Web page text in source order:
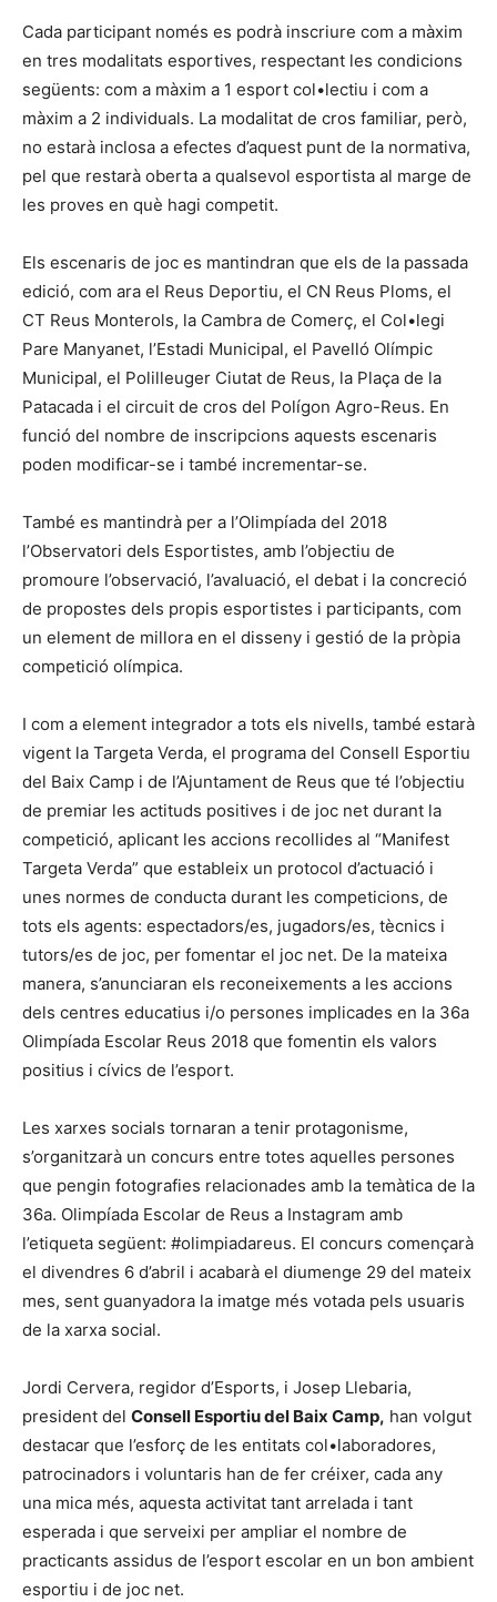
Cada participant només es podrà inscriure com a màxim
en tres modalitats esportives, respectant les condicions
següents: com a màxim a 1 esport col•lectiu i com a
màxim a 2 individuals. La modalitat de cros familiar, però,
no estarà inclosa a efectes d’aquest punt de la normativa,
pel que restarà oberta a qualsevol esportista al marge de
les proves en què hagi competit.
Els escenaris de joc es mantindran que els de la passada
edició, com ara el Reus Deportiu, el CN Reus Ploms, el
CT Reus Monterols, la Cambra de Comerç, el Col•legi
Pare Manyanet, l’Estadi Municipal, el Pavelló Olímpic
Municipal, el Polilleuger Ciutat de Reus, la Plaça de la
Patacada i el circuit de cros del Polígon Agro-Reus. En
funció del nombre de inscripcions aquests escenaris
poden modificar-se i també incrementar-se.
També es mantindrà per a l’Olimpíada del 2018
l’Observatori dels Esportistes, amb l’objectiu de
promoure l’observació, l’avaluació, el debat i la concreció
de propostes dels propis esportistes i participants, com
un element de millora en el disseny i gestió de la pròpia
competició olímpica.
I com a element integrador a tots els nivells, també estarà
vigent la Targeta Verda, el programa del Consell Esportiu
del Baix Camp i de l’Ajuntament de Reus que té l’objectiu
de premiar les actituds positives i de joc net durant la
competició, aplicant les accions recollides al “Manifest
Targeta Verda” que estableix un protocol d’actuació i
unes normes de conducta durant les competicions, de
tots els agents: espectadors/es, jugadors/es, tècnics i
tutors/es de joc, per fomentar el joc net. De la mateixa
manera, s’anunciaran els reconeixements a les accions
dels centres educatius i/o persones implicades en la 36a
Olimpíada Escolar Reus 2018 que fomentin els valors
positius i cívics de l’esport.
Les xarxes socials tornaran a tenir protagonisme,
s’organitzarà un concurs entre totes aquelles persones
que pengin fotografies relacionades amb la temàtica de la
36a. Olimpíada Escolar de Reus a Instagram amb
l’etiqueta següent: #olimpiadareus. El concurs començarà
el divendres 6 d’abril i acabarà el diumenge 29 del mateix
mes, sent guanyadora la imatge més votada pels usuaris
de la xarxa social.
Jordi Cervera, regidor d’Esports, i Josep Llebaria,
president del Consell Esportiu del Baix Camp, han volgut
destacar que l’esforç de les entitats col•laboradores,
patrocinadors i voluntaris han de fer créixer, cada any
una mica més, aquesta activitat tant arrelada i tant
esperada i que serveixi per ampliar el nombre de
practicants assidus de l’esport escolar en un bon ambient
esportiu i de joc net.